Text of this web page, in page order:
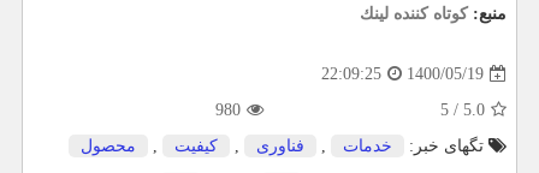
منبع:كوتاه كننده لینك
1400/05/19
22:09:25
5.0
/
5
980
تگهای خبر:
خدمات , فناوری , كیفیت , محصول